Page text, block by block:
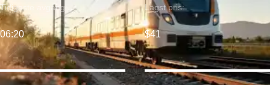
Tidigaste avgång:
06:20
Lägst pris:
$41